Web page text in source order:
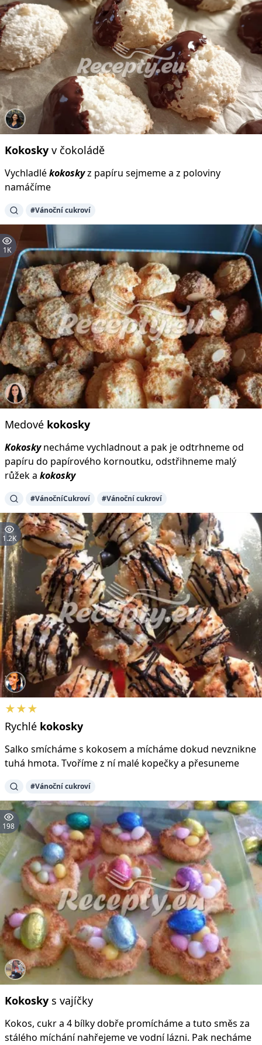
Kokosky v čokoládě
Vychladlékokoskyz papíru sejmeme a z poloviny
namáčíme
#Vánoční cukroví
1K
Medové kokosky
Kokoskynecháme vychladnout a pak je odtrhneme od
papíru do papírového kornoutku, odstřihneme malý
růžek a kokosky
#VánočníCukroví #Vánoční cukroví
1.2K
★★★
Rychlé kokosky
Salko smícháme s kokosem a mícháme dokud nevznikne
tuhá hmota. Tvoříme z ní malé kopečky a přesuneme
#Vánoční cukroví
198
Kokosky s vajíčky
Kokos, cukr a 4 bílky dobře promícháme a tuto směs za
stálého míchání nahřejeme ve vodní lázni. Pak necháme